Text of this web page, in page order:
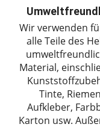
Wir verwenden
alle Teile des
Material,
Tinte,
Aufkleber,
Karton usw.